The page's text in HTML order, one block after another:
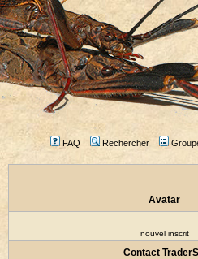
FAQ Rechercher
Avatar
nouvel inscrit
Contact